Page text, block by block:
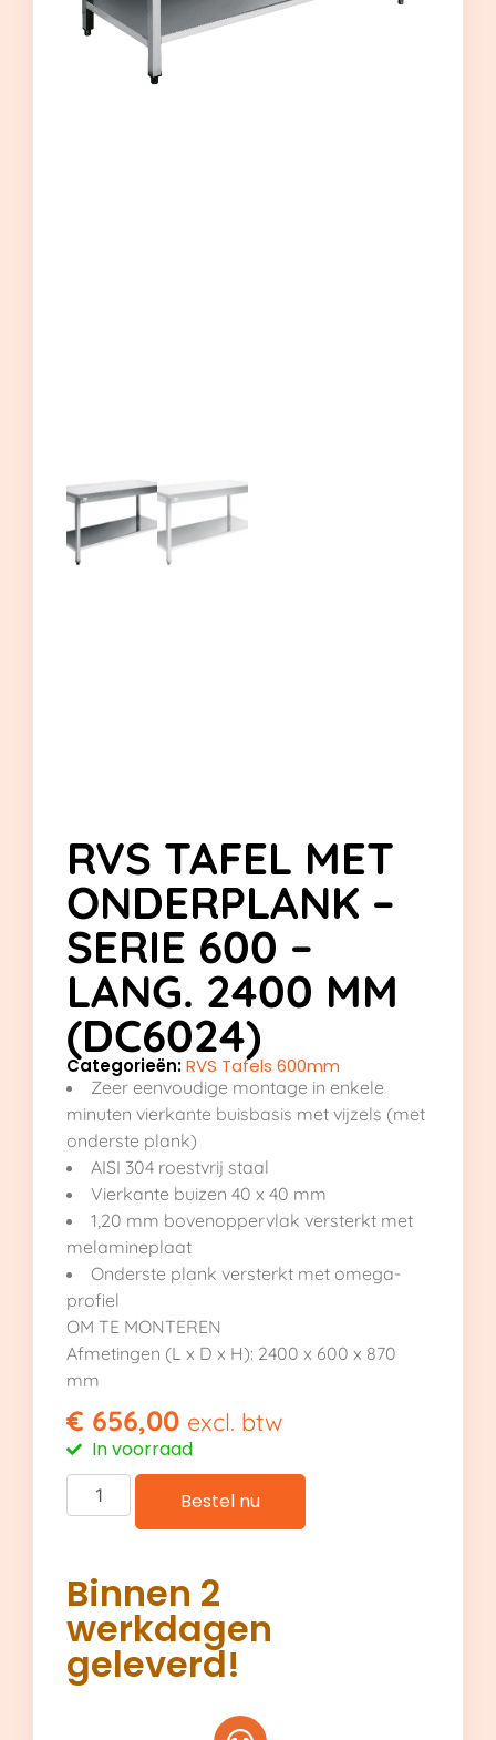
RVS TAFEL MET
ONDERPLANK –
SERIE 600 –
LANG. 2400 MM
(DC6024)
Categorieën:RVS Tafels 600mm
Zeer eenvoudige montage in enkele
minuten vierkante buisbasis met vijzels (met
onderste plank)
AISI 304 roestvrij staal
Vierkante buizen 40 x 40 mm
1,20 mm bovenoppervlak versterkt met
melamineplaat
Onderste plank versterkt met omega-
profiel
OM TE MONTEREN
Afmetingen (L x D x H): 2400 x 600 x 870
mm
€ 656,00 excl. btw
In voorraad
Bestel nu
Binnen 2
werkdagen
geleverd!